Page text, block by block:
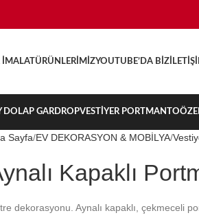
İMALATÜRÜNLERIMIZYOUTUBE’DA BIZ
DOLAP GARDROPVESTIYER PORTMANTO
Sayfa EV DEKORASYON & MOBİLYA
Kapaklı
dekorasyonu. Aynalı kapaklı, çekmeceli